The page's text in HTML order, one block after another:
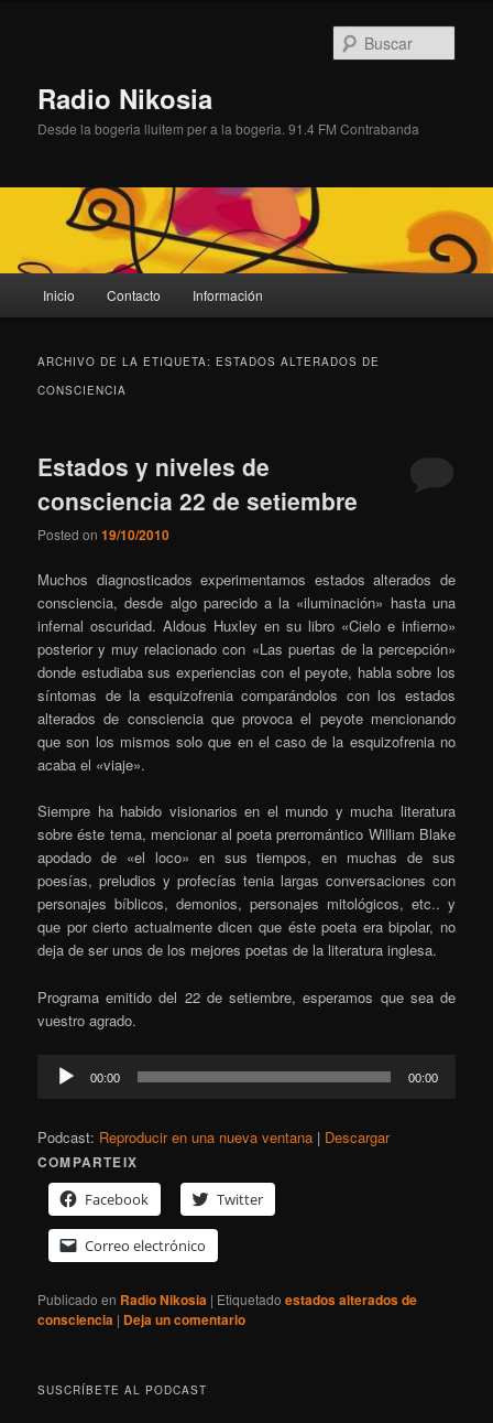
Radio Nikosia
Desde la bogeria lluitem per a la bogeria. 91.4 FM Contrabanda
principal
Inicio Contacto Información
ARCHIVO DE LA ETIQUETA: ESTADOS ALTERADOS DE
CONSCIENCIA
Estados y niveles de
consciencia 22 de setiembre
Posted on19/10/2010
Muchos diagnosticados experimentamos estados alterados de
consciencia, desde algo parecido a la «iluminación» hasta una
infernal oscuridad. Aldous Huxley en su libro «Cielo e infierno»
posterior y muy relacionado con «Las puertas de la percepción»
donde estudiaba sus experiencias con el peyote, habla sobre los
síntomas de la esquizofrenia comparándolos con los estados
alterados de consciencia que provoca el peyote mencionando
que son los mismos solo que en el caso de la esquizofrenia no
acaba el «viaje».
Siempre ha habido visionarios en el mundo y mucha literatura
sobre éste tema, mencionar al poeta prerromántico William Blake
apodado de «el loco» en sus tiempos, en muchas de sus
poesías, preludios y profecías tenia largas conversaciones con
personajes bíblicos, demonios, personajes mitológicos, etc.. y
que por cierto actualmente dicen que éste poeta era bipolar, no
deja de ser unos de los mejores poetas de la literatura inglesa.
Programa emitido del 22 de setiembre, esperamos que sea de
vuestro agrado.
Reproductor
00:00 00:00
Podcast: Reproducir en una nueva ventana | Descargar
COMPARTEIX
Facebook
Twitter
Correo electrónico
Publicado en Radio Nikosia | Etiquetado estados alterados de
consciencia | Deja un comentario
SUSCRÍBETE AL PODCAST